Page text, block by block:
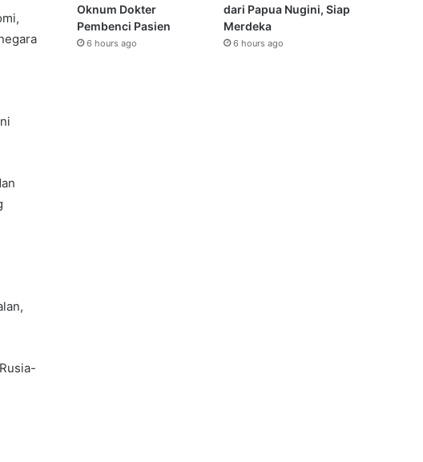
Oknum Dokter
Pembenci Pasien
6 hours ago
dari Papua Nugini, Siap
Merdeka
6 hours ago